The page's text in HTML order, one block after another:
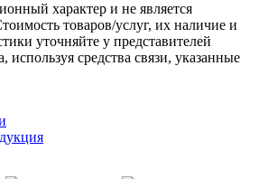
характер и не является
товаров/услуг, их наличие и
уточняйте у представителей
средства связи, указанные